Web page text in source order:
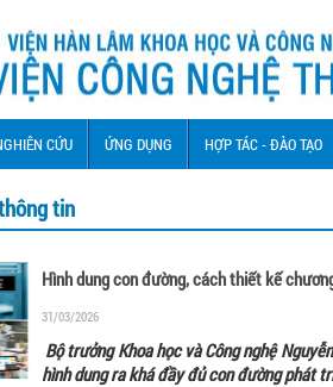
CỨU ỨNG DỤNG HỢP TÁC - ĐÀO TẠO
tin
Hình dung con đường, cách thiết kế
31/03/2026
Bộ trưởng Khoa học và Công nghệ
hình dung ra khá đầy đủ con đường phát